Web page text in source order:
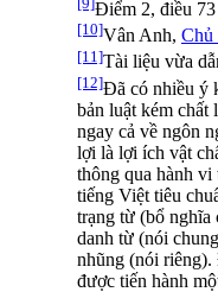
Điểm 2, điều 73
[10]Vân Anh, Chủ
[11]Tài liệu vừa
[12]Đã có nhiều ý
bản luật kém chất
ngay cả về ngôn
lợi là lợi ích vật
thông qua hành vi
tiếng Việt tiêu
trạng từ (bổ nghĩa
danh từ (nói
nhũng (nói riêng).
được tiến hành